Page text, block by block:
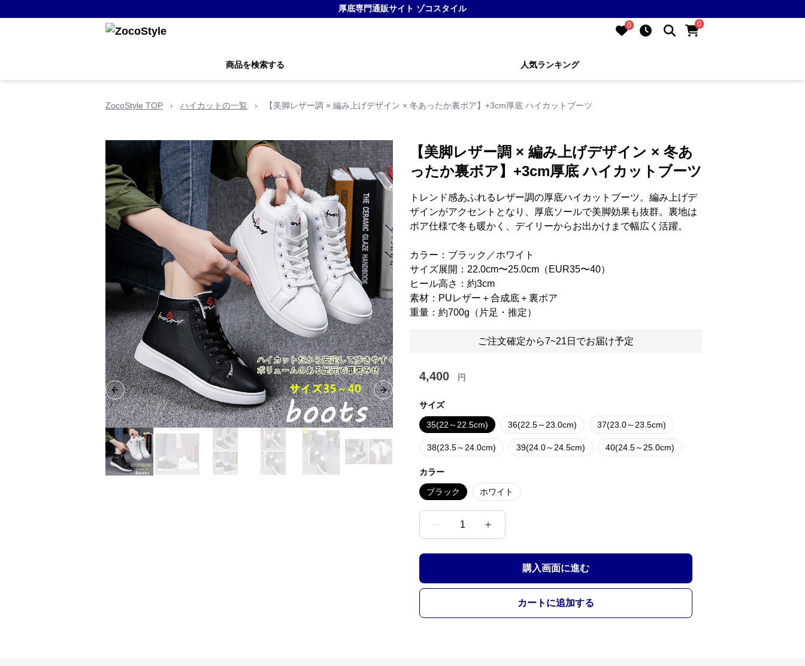
厚底専門通販サイト ゾコスタイル
0 0
商品を検索する 人気ランキング
ZocoStyle TOP › ハイカットの一覧 › 【美脚レザー調 × 編み上げデザイン × 冬あったか裏ボア】+3cm厚底 ハイカットブーツ
Previous slide Next slide
【美脚レザー調 × 編み上げデザイン × 冬あ
ったか裏ボア】+3cm厚底 ハイカットブーツ
トレンド感あふれるレザー調の厚底ハイカットブーツ。編み上げデ
ザインがアクセントとなり、厚底ソールで美脚効果も抜群。裏地は
ボア仕様で冬も暖かく、デイリーからお出かけまで幅広く活躍。
カラー：ブラック／ホワイト
サイズ展開：22.0cm〜25.0cm（EUR35〜40）
ヒール高さ：約3cm
素材：PUレザー＋合成底＋裏ボア
重量：約700g（片足・推定）
ご注文確定から7~21日でお届け予定
4,400 円
サイズ
35(22～22.5cm) 36(22.5～23.0cm) 37(23.0～23.5cm)
38(23.5～24.0cm) 39(24.0～24.5cm) 40(24.5～25.0cm)
カラー
ブラック ホワイト
1
購入画面に進む
カートに追加する